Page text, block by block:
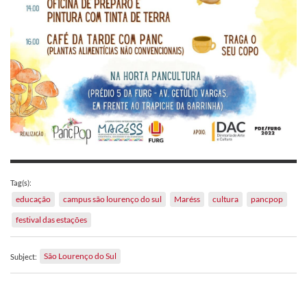
Tag(s):
educação campus são lourenço do sul Maréss cultura
pancpop
festival das estações
Subject: São Lourenço do Sul